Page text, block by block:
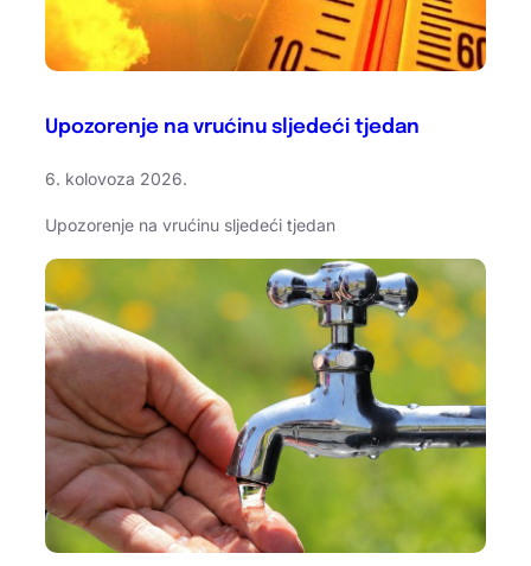
Upozorenje na vrućinu sljedeći tjedan
6. kolovoza 2026.
Upozorenje na vrućinu sljedeći tjedan